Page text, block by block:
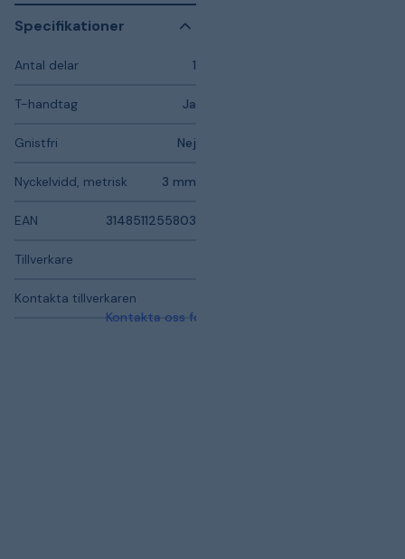
Specifikationer
Antal delar 1
T-handtag Ja
Gnistfri Nej
Nyckelvidd, metrisk 3 mm
EAN 3148511255803
Tillverkare
Kontakta tillverkaren
Kontakta oss för mer information